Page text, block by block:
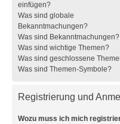
einfügen?
Was sind globale
Bekanntmachungen?
Was sind Bekanntmachungen?
Was sind wichtige Themen?
Was sind geschlossene
Was sind Themen-Symbole?
Registrierung und
Wozu muss ich mich